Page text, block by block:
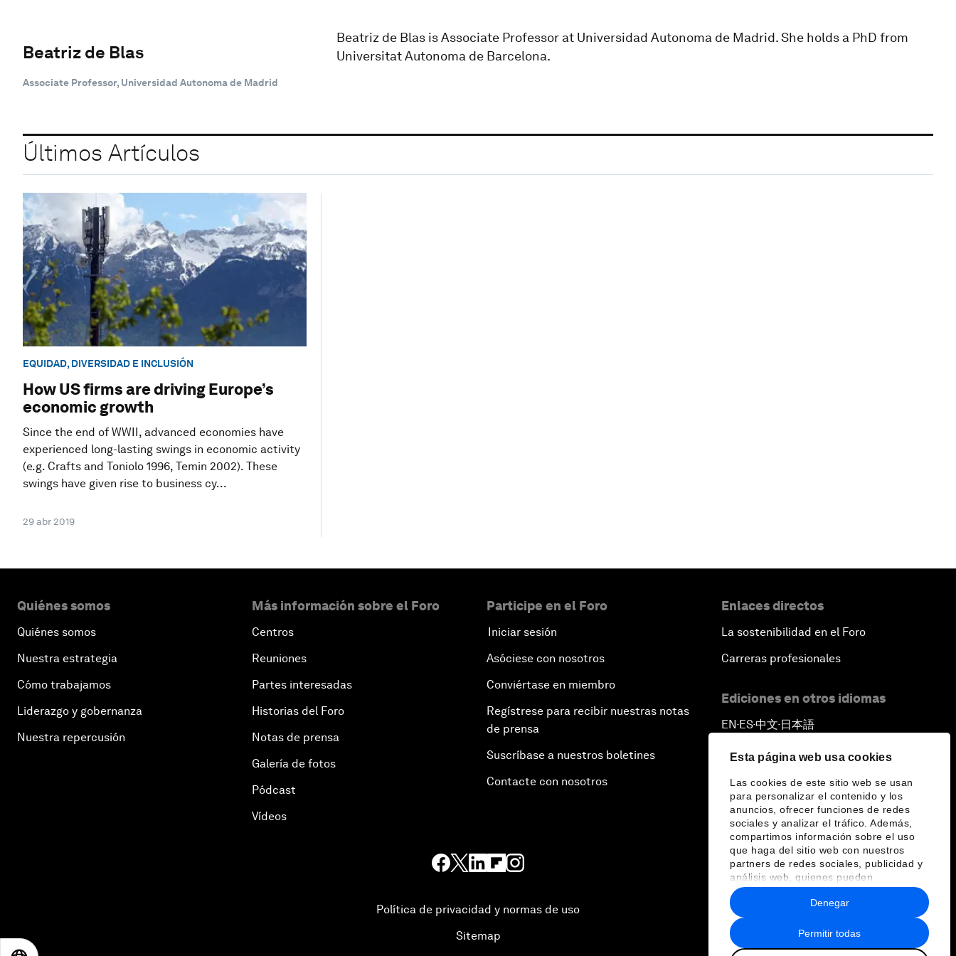
Esta página web usa cookies
Las cookies de este sitio web se usan
para personalizar el contenido y los
anuncios, ofrecer funciones de redes
sociales y analizar el tráfico. Además,
compartimos información sobre el uso
que haga del sitio web con nuestros
partners de redes sociales, publicidad y
análisis web, quienes pueden
combinarla con otra información que les
haya proporcionado o que hayan
recopilado a partir del uso que haya
hecho de sus servicios.
Permitir todas
Denegar
Beatriz de Blas
Associate Professor, Universidad Autonoma de Madrid
Beatriz de Blas is Associate Professor at Universidad Autonoma de Madrid. She holds a PhD from
Universitat Autonoma de Barcelona.
Últimos Artículos
EQUIDAD, DIVERSIDAD E INCLUSIÓN
How US firms are driving Europe’s
economic growth
Since the end of WWII, advanced economies have
experienced long-lasting swings in economic activity
(e.g. Crafts and Toniolo 1996, Temin 2002). These
swings have given rise to business cy...
29 abr 2019
Quiénes somos
Quiénes somos
Nuestra estrategia
Cómo trabajamos
Liderazgo y gobernanza
Nuestra repercusión
Más información sobre el Foro
Centros
Reuniones
Partes interesadas
Historias del Foro
Notas de prensa
Galería de fotos
Pódcast
Vídeos
Participe en el Foro
Iniciar sesión
Asóciese con nosotros
Conviértase en miembro
Regístrese para recibir nuestras notas
de prensa
Suscríbase a nuestros boletines
Contacte con nosotros
Enlaces directos
La sostenibilidad en el Foro
Carreras profesionales
Ediciones en otros idiomas
EN ▪ ES▪中文▪ 日本語
Política de privacidad y normas de uso
Sitemap